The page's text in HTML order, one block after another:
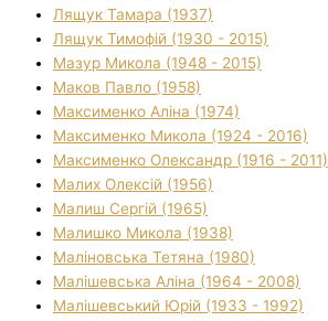
Лящук Тамара (1937)
Лящук Тимофій (1930 - 2015)
Мазур Микола (1948 - 2015)
Маков Павло (1958)
Максименко Аліна (1974)
Максименко Микола (1924 - 2016)
Максименко Олександр (1916 - 2011)
Малих Олексій (1956)
Малиш Сергій (1965)
Малишко Микола (1938)
Маліновська Тетяна (1980)
Малішевська Аліна (1964 - 2008)
Малішевський Юрій (1933 - 1992)